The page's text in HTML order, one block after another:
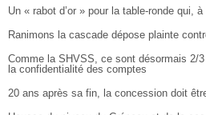
Un « rabot d’or » pour la table-ronde qui,
Ranimons la cascade dépose plainte
Comme la SHVSS, ce sont désormais 2/
la confidentialité des comptes
20 ans après sa fin, la concession doit